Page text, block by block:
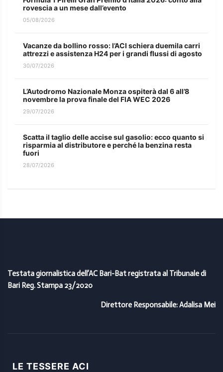
rovescia a un mese dall’evento
05/08/2026
Vacanze da bollino rosso: l’ACI schiera duemila carri
attrezzi e assistenza H24 per i grandi flussi di agosto
30/07/2026
L’Autodromo Nazionale Monza ospiterà dal 6 all’8
novembre la prova finale del FIA WEC 2026
29/07/2026
Scatta il taglio delle accise sul gasolio: ecco quanto si
risparmia al distributore e perché la benzina resta
fuori
28/07/2026
Testata giornalistica dell’AC Bari-Bat registrata al Tribunale di
Bari Reg. Stampa 23/2020
Direttore Responsabile: Adalisa Mei
LE TESSERE ACI